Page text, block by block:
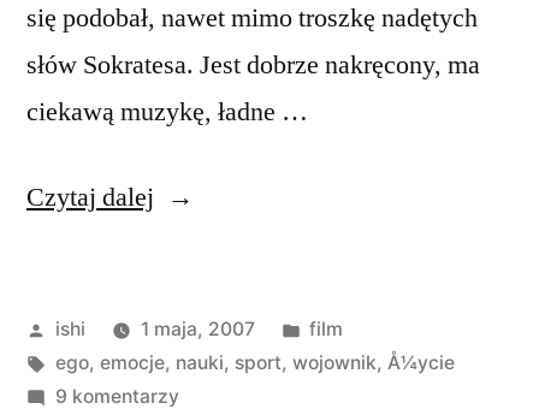
się podobał, nawet mimo troszkę nadętych
słów Sokratesa. Jest dobrze nakręcony, ma
ciekawą muzykę, ładne …
Czytaj dalej „Peaceful
Opublikowane
przez
ishi 1 maja, 2007
Opublikowano
w
film
Tagi:
ego, emocje, nauki, sport, wojownik, Å¼ycie
9 komentarzydo